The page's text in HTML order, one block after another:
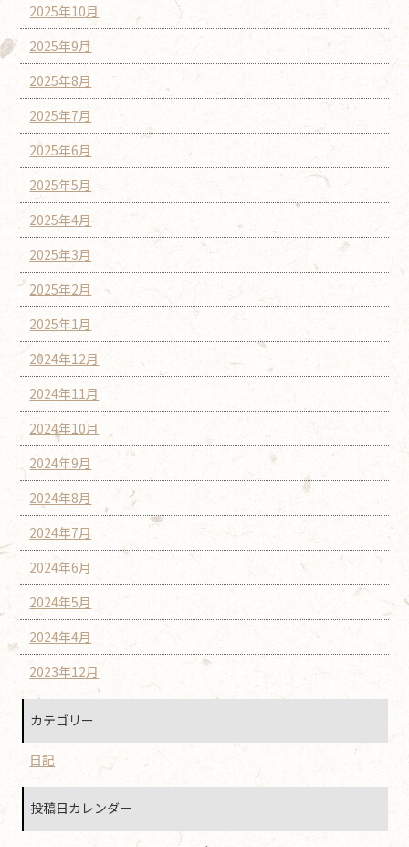
2025年10月
2025年9月
2025年8月
2025年7月
2025年6月
2025年5月
2025年4月
2025年3月
2025年2月
2025年1月
2024年12月
2024年11月
2024年10月
2024年9月
2024年8月
2024年7月
2024年6月
2024年5月
2024年4月
2023年12月
カテゴリー
日記
投稿日カレンダー